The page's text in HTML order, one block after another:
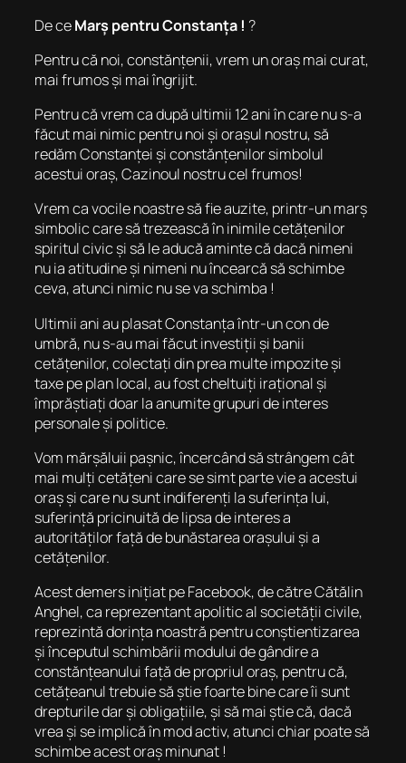
De ceMarș pentru Constanța ! ?
Pentru că noi, constănțenii, vrem un oraș mai curat,
mai frumos și mai îngrijit.
Pentru că vrem ca după ultimii 12 ani în care nu s-a
făcut mai nimic pentru noi și orașul nostru, să
redăm Constanței și constănțenilor simbolul
acestui oraș, Cazinoul nostru cel frumos!
Vrem ca vocile noastre să fie auzite, printr-un marș
simbolic care să trezească în inimile cetățenilor
spiritul civic și să le aducă aminte că dacă nimeni
nu ia atitudine și nimeni nu încearcă să schimbe
ceva, atunci nimic nu se va schimba !
Ultimii ani au plasat Constanța într-un con de
umbră, nu s-au mai făcut investiții și banii
cetățenilor, colectați din prea multe impozite și
taxe pe plan local, au fost cheltuiți irațional și
împrăștiați doar la anumite grupuri de interes
personale și politice.
Vom mărșăluii pașnic, încercând să strângem cât
mai mulți cetățeni care se simt parte vie a acestui
oraș și care nu sunt indiferenți la suferința lui,
suferință pricinuită de lipsa de interes a
autorităților față de bunăstarea orașului și a
cetățenilor.
Acest demers inițiat pe Facebook, de către Cătălin
Anghel, ca reprezentant apolitic al societății civile,
reprezintă dorința noastră pentru conștientizarea
și începutul schimbării modului de gândire a
constănțeanului față de propriul oraș, pentru că,
cetățeanul trebuie să știe foarte bine care îi sunt
drepturile dar și obligațiile, și să mai știe că, dacă
vrea și se implică în mod activ, atunci chiar poate să
schimbe acest oraș minunat !